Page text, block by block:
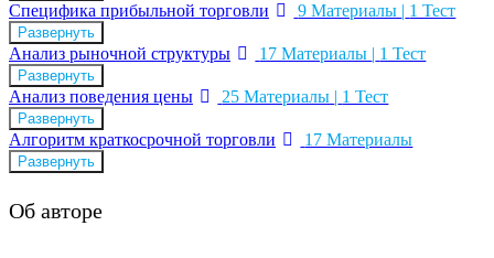
Специфика прибыльной торговли 9 Материалы | 1 Тест
Развернуть
Анализ рыночной структуры 17 Материалы | 1 Тест
Развернуть
Анализ поведения цены 25 Материалы | 1 Тест
Развернуть
Алгоритм краткосрочной торговли 17 Материалы
Развернуть
Об авторе